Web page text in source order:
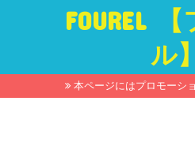
FOUREL
ル】
本ページにはプロモーシ